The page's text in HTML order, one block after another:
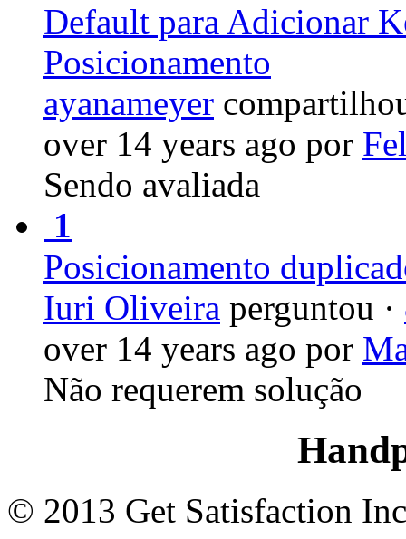
Default para Adicionar
Posicionamento
ayanameyer
over 14 years ago por
Sendo avaliada
1
Posicionamento
Iuri Oliveira perguntou ·
over 14 years ago por
Não requerem solução
© 2013 Get Satisfaction